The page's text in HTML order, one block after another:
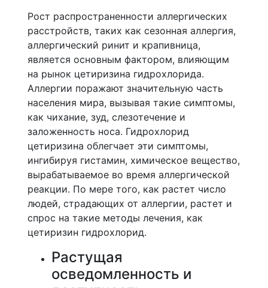
Рост распространенности аллергических
расстройств, таких как сезонная аллергия,
аллергический ринит и крапивница,
является основным фактором, влияющим
на рынок цетиризина гидрохлорида.
Аллергии поражают значительную часть
населения мира, вызывая такие симптомы,
как чихание, зуд, слезотечение и
заложенность носа. Гидрохлорид
цетиризина облегчает эти симптомы,
ингибируя гистамин, химическое вещество,
вырабатываемое во время аллергической
реакции. По мере того, как растет число
людей, страдающих от аллергии, растет и
спрос на такие методы лечения, как
цетиризин гидрохлорид.
Растущая
осведомленность и